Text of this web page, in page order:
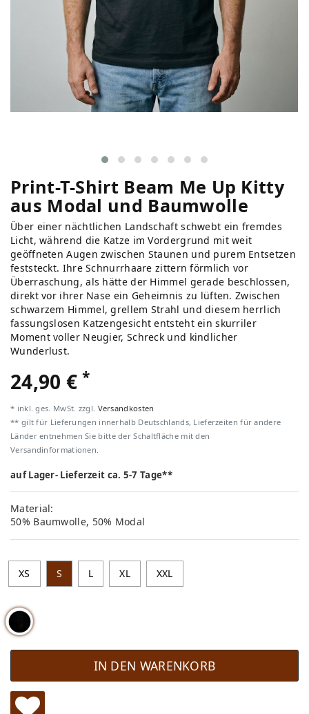
Print-T-Shirt Beam Me Up Kitty
aus Modal und Baumwolle
Über einer nächtlichen Landschaft schwebt ein fremdes
Licht, während die Katze im Vordergrund mit weit
geöffneten Augen zwischen Staunen und purem Entsetzen
feststeckt. Ihre Schnurrhaare zittern förmlich vor
Überraschung, als hätte der Himmel gerade beschlossen,
direkt vor ihrer Nase ein Geheimnis zu lüften. Zwischen
schwarzem Himmel, grellem Strahl und diesem herrlich
fassungslosen Katzengesicht entsteht ein skurriler
Moment voller Neugier, Schreck und kindlicher
Wunderlust.
24,90 €*
* inkl. ges. MwSt. zzgl. Versandkosten
** gilt für Lieferungen innerhalb Deutschlands, Lieferzeiten für andere
Länder entnehmen Sie bitte der Schaltfläche mit den
Versandinformationen.
auf Lager- Lieferzeit ca. 5-7 Tage**
Material:
50% Baumwolle, 50% Modal
XS S L XL XXL
IN DEN WARENKORB